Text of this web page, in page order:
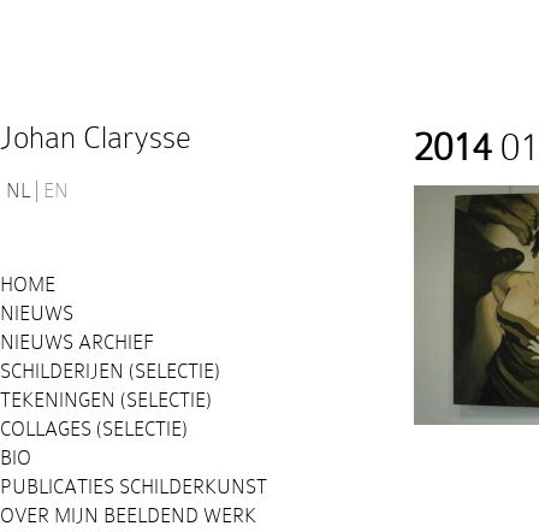
Johan Clarysse
NL EN
HOME
NIEUWS
NIEUWS ARCHIEF
SCHILDERIJEN (SELECTIE)
TEKENINGEN (SELECTIE)
COLLAGES (SELECTIE)
BIO
PUBLICATIES SCHILDERKUNST
OVER MIJN BEELDEND WERK
2014